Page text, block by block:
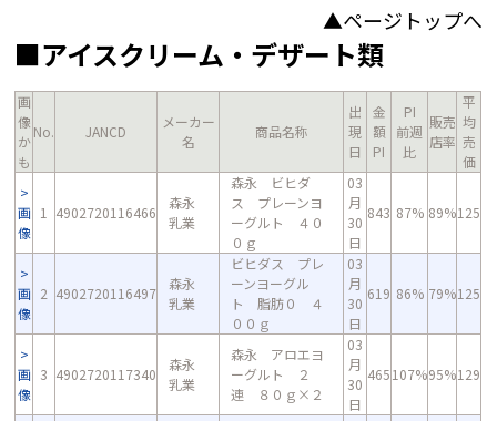
▲ページトップへ
■アイスクリーム・デザート類
画
像
か
も
No. JANCD
メーカー
名
商品名称
出
現
日
金
額
PI
PI
前週
比
販売
店率
平
均
売
価
画
像
1 4902720116466
森永
乳業
森永 ビヒダ
ス プレーンヨ
ーグルト ４０
０ｇ
03
月
30
日
843 87% 89%125
画
像
2 4902720116497
森永
乳業
ビヒダス プレ
ーンヨーグル
ト 脂肪０ ４
００ｇ
03
月
30
日
619 86% 79%125
画
像
3 4902720117340
森永
乳業
森永 アロエヨ
ーグルト ２
連 ８０ｇ×２
03
月
30
日
465107%95%129